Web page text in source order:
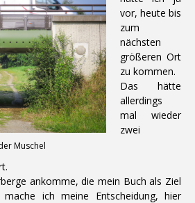
Muschel
vor, heute bis
zum
nächsten
größeren Ort
zu kommen.
Das hätte
allerdings
mal wieder
zwei
ankomme, die mein Buch als Ziel
ich meine Entscheidung, hier